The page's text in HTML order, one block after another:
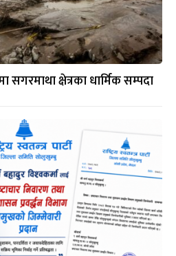
क्षेत्रका धार्मिक सम्पदा